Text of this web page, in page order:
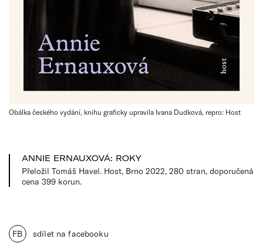
Obálka českého vydání, knihu graficky upravila Ivana Dudková, repro: Host
ANNIE ERNAUXOVÁ: ROKY
Přeložil Tomáš Havel. Host, Brno 2022, 280 stran, doporučená
cena 399 korun.
FB sdílet na facebooku